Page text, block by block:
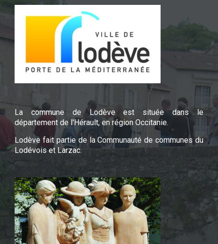
La commune de Lodève est située dans le
département de l'Hérault, en région Occitanie.
Lodève fait partie de la Communauté de communes du
Lodévois et Larzac.